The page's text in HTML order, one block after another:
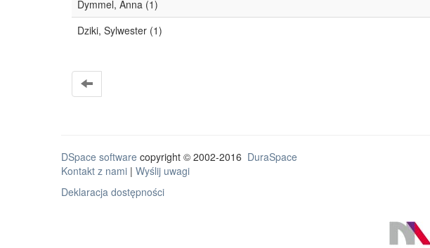
Dymmel, Anna (1)
Dziki, Sylwester (1)
DSpace software copyright © 2002-2016 DuraSpace
Kontakt z nami | Wyślij uwagi
Deklaracja dostępności